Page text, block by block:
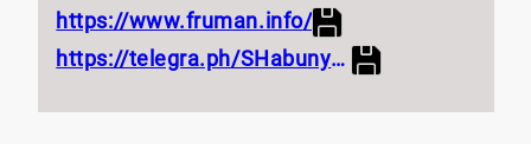
https://www.fruman.info/
https://telegra.ph/SHabunya-Pavel-Anatolevich-11-06